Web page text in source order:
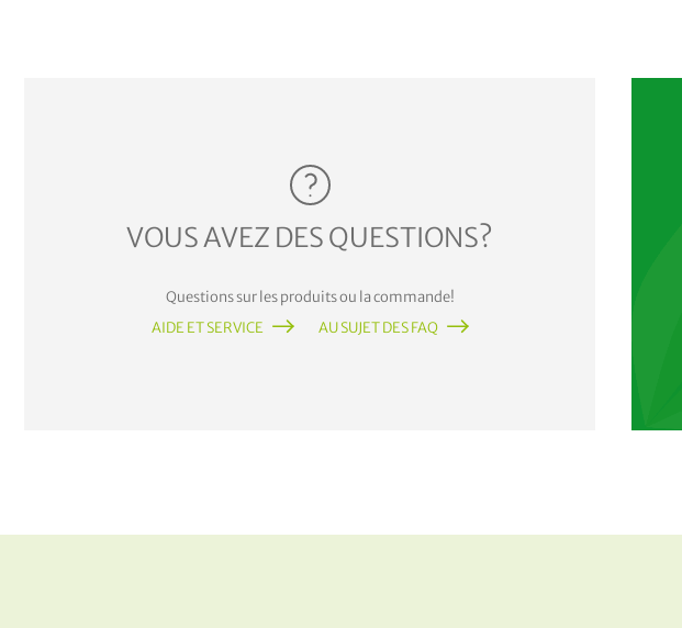
VOUS AVEZ DES QUESTIONS?
Questions sur les produits ou la commande!
AIDE ET SERVICE
AU SUJET DES FAQ